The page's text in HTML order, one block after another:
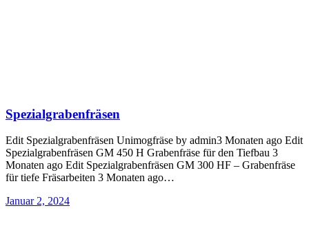
Spezialgrabenfräsen
Edit Spezialgrabenfräsen Unimogfräse by admin3 Monaten ago Edit
Spezialgrabenfräsen GM 450 H Grabenfräse für den Tiefbau 3
Monaten ago Edit Spezialgrabenfräsen GM 300 HF – Grabenfräse
für tiefe Fräsarbeiten 3 Monaten ago…
Januar 2, 2024